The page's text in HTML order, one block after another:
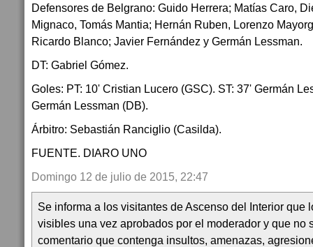
Defensores de Belgrano: Guido Herrera; Matías Caro,
Mignaco, Tomás Mantia; Hernán Ruben, Lorenzo
Ricardo Blanco; Javier Fernández y Germán Lessman.
DT: Gabriel Gómez.
Goles: PT: 10' Cristian Lucero (GSC). ST: 37' Germán
Germán Lessman (DB).
Árbitro: Sebastián Ranciglio (Casilda).
FUENTE. DIARO UNO
Domingo 12 de julio de 2015, 22:47
Se informa a los visitantes de Ascenso del Interior que
visibles una vez aprobados por el moderador y que no
comentario que contenga insultos, amenazas,